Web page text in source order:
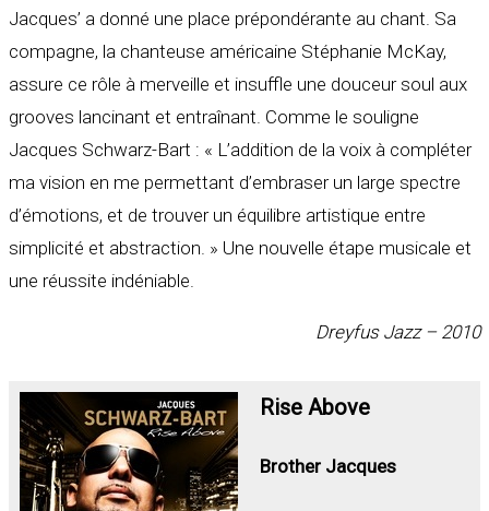
Jacques’ a donné une place prépondérante au chant. Sa
compagne, la chanteuse américaine Stéphanie McKay,
assure ce rôle à merveille et insuffle une douceur soul aux
grooves lancinant et entraînant. Comme le souligne
Jacques Schwarz-Bart : « L’addition de la voix à compléter
ma vision en me permettant d’embraser un large spectre
d’émotions, et de trouver un équilibre artistique entre
simplicité et abstraction. » Une nouvelle étape musicale et
une réussite indéniable.
Dreyfus Jazz – 2010
Rise Above
Brother Jacques